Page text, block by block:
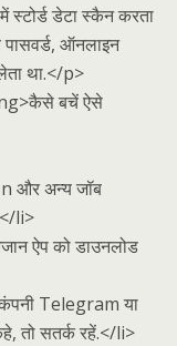
स्टोर्ड डेटा स्कैन करता
ऑनलाइन
था.</p>
बचें ऐसे
और अन्य जॉब
li>
ऐप को डाउनलोड
Telegram या
तो सतर्क रहें.</li>